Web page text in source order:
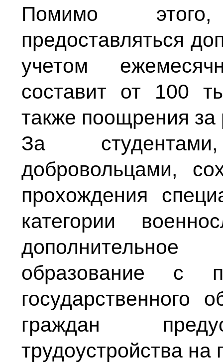
Помимо
предоставляться
учетом
составит от 100
также поощрения за
За
добровольцами,
прохождения
категории
образование с
государственного
граждан
трудоустройства на